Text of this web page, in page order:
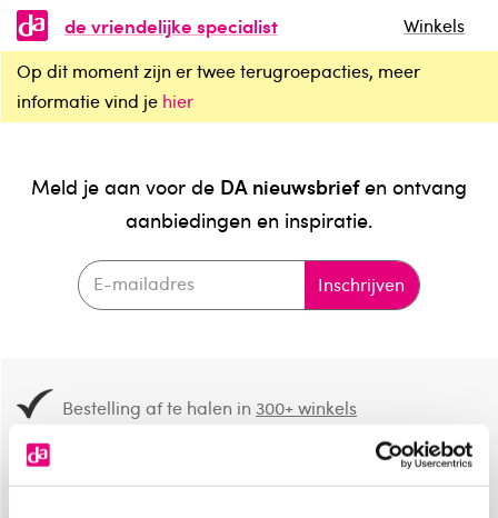
de vriendelijke specialist
Winkels
Op dit moment zijn er twee terugroepacties, meer
informatie vind je hier
Meld je aan voor de DA nieuwsbriefen ontvang
aanbiedingen en inspiratie.
Inschrijven
Bestelling af te halen in300+ winkels